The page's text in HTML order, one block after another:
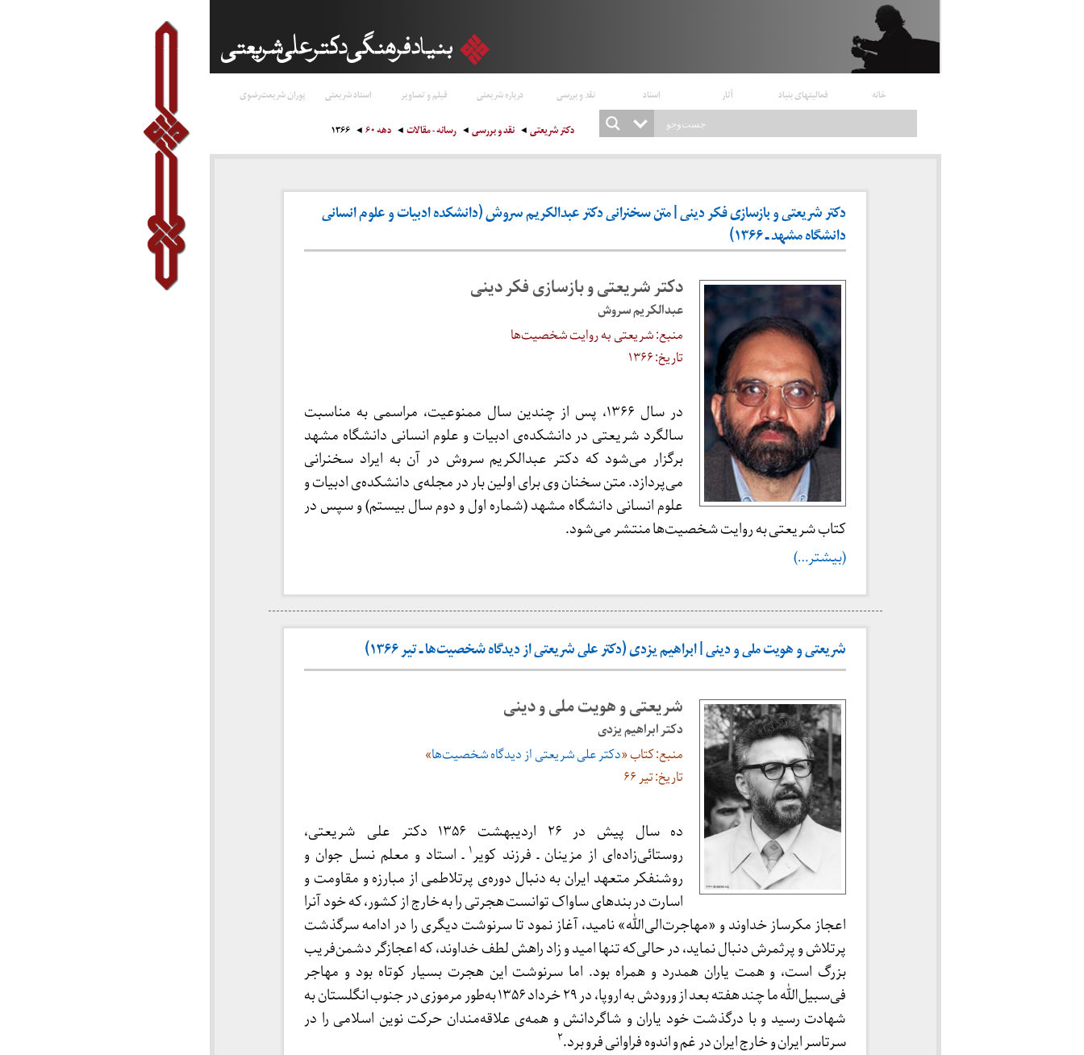
خانه فعالیتهای بنیاد آثار اسناد نقد و بررسی درباره شریعتی فیلم و تصاویر استاد شریعتی پوران شریعت‌رضوی
دکتر شریعتی نقد و بررسی رسانه - مقالات دهه ۶۰ ۱۳۶۶
دکتر شریعتی و بازسازی فکر دینی | متن سخنرانی دکتر عبدالکریم سروش (دانشکده ادبیات و علوم انسانی
دانشگاه مشهد ـ ۱۳۶۶)
دکتر شریعتی و بازسازی فکر دینی
عبدالکریم سروش
منبع: شریعتی به روایت شخصیت‌ها
تاریخ: ۱۳۶۶
در سال ۱۳۶۶، پس از چندین سال ممنوعیت، مراسمی به مناسبت
سالگرد شریعتی در دانشکده‌ی ادبیات و علوم انسانی دانشگاه مشهد
برگزار می‌شود که دکتر عبدالکریم سروش در آن به ایراد سخنرانی
می‌پردازد. متن سخنان وی برای اولین بار در مجله‌ی دانشکده‌ی ادبیات و
علوم انسانی دانشگاه مشهد (شماره اول و دوم سال بیستم) و سپس در
کتاب شریعتی به روایت شخصیت‌ها منتشر می‌شود.
(بیشتر…)
شریعتی و هویت ملی و دینی | ابراهیم یزدی (دکتر علی شریعتی از دیدگاه شخصیت‌ها ـ تیر ۱۳۶۶)
شریعتی و هویت ملی و دینی
دکتر ابراهیم یزدی
منبع: کتاب «دکتر علی شریعتی از دیدگاه شخصیت‌‌ها»
تاریخ: تیر ۶۶
ده‌ سال پیش در ۲۶ اردیبهشت ۱۳۵۶ دکتر علی شریعتی،
روستائی‌زاده‌ای از مزینان ـ فرزند کویر۱ ـ استاد و معلم نسل جوان و
روشنفکر متعهد ایران به دنبال دوره‌ی پرتلاطمی از مبارزه و مقاومت و
اسارت در بندهای ساواک توانست هجرتی را به خارج از کشور، که خود آنرا
اعجاز مکرساز خداوند و «مهاجرت‌الی‌الله» نامید، آغاز نمود تا سرنوشت دیگری را در ادامه سرگذشت
پرتلاش و پرثمرش دنبال نماید، در حالی‌که تنها امید و زاد راهش لطف خداوند، که اعجازگر دشمن‌فریب
بزرگ است، و همت یاران همدرد و همراه بود. اما سرنوشت این هجرت بسیار کوتاه بود و مهاجر
فی‌سبیل‌الله ما چند هفته بعد از ورودش به اروپا، در ۲۹ خرداد ۱۳۵۶ به‌طور مرموزی در جنوب انگلستان به
شهادت رسید و با درگذشت خود یاران و شاگردانش و همه‌ی علاقه‌مندان حرکت نوین اسلامی را در
سرتاسر ایران و خارج ایران در غم و اندوه فراوانی فرو برد.۲